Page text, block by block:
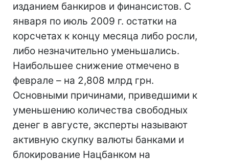
изданием банкиров и финансистов. С
января по июль 2009 г. остатки на
корсчетах к концу месяца либо росли,
либо незначительно уменьшались.
Наибольшее снижение отмечено в
феврале – на 2,808 млрд грн.
Основными причинами, приведшими к
уменьшению количества свободных
денег в августе, эксперты называют
активную скупку валюты банками и
блокирование Нацбанком на